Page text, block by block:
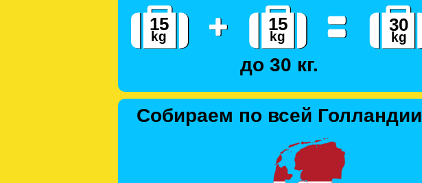
до 30 кг.
Собираем по всей Голландии